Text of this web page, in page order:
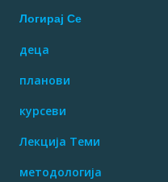
Логирај Се
деца
планови
курсеви
Лекција Теми
методологија